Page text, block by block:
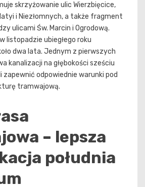
skrzyżowanie ulic Wierzbięcice,
i Niezłomnych, a także fragment
ulicami Św. Marcin i Ogrodową.
listopadzie ubiegłego roku
dwa lata. Jednym z pierwszych
kanalizacji na głębokości sześciu
odpowiednie warunki pod
tramwajową.
– lepsza
południa